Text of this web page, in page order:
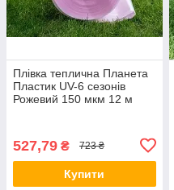
Плівка теплична Планета
Пластик UV-6 сезонів
Рожевий 150 мкм 12 м
527,79 ₴ 723 ₴
Купити